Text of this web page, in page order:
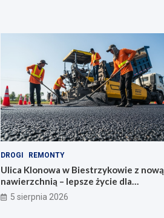
DROGI REMONTY
Ulica Klonowa w Biestrzykowie z nową
nawierzchnią – lepsze życie dla
mieszkańców!
5 sierpnia 2026